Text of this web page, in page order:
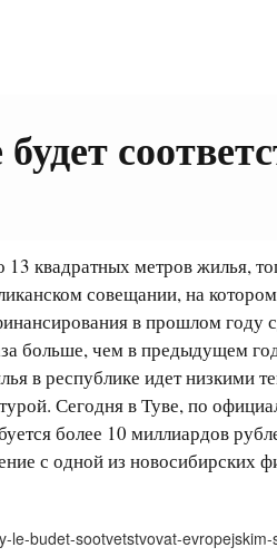
13 квадратных метров
совещании, на
в прошлом
больше, чем в предыдущем
в республике идет
Сегодня в Туве, по
более 10 миллиардов
с одной из
le-budet-sootvetstvovat-